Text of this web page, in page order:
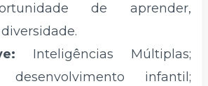
de aprender,
Inteligências Múltiplas;
desenvolvimento infantil;